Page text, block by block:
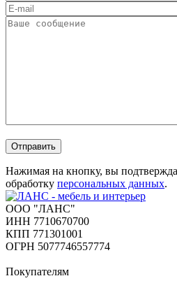
Отправить
Нажимая на кнопку, вы
обработку персональных данных.
ООО "ЛАНС"
ИНН 7710670700
КПП 771301001
ОГРН 5077746557774
Покупателям